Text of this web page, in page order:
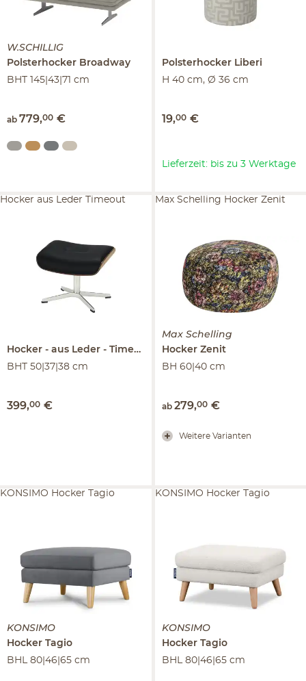
W.SCHILLIG
Polsterhocker Broadway
BHT 145|43|71 cm
ab 779,00 €
Polsterhocker Liberi
H 40 cm, Ø 36 cm
19,00 €
Lieferzeit: bis zu 3 Werktage
Hocker aus Leder
Timeout
BHT 50|37|38 cm
399,00 €
Hocker aus Leder Timeout
Max Schelling
Hocker Zenit
BH 60|40 cm
ab 279,00 €
Max Schelling Hocker Zenit
Weitere Varianten
KONSIMO
Hocker Tagio
BHL 80|46|65 cm
KONSIMO Hocker Tagio
KONSIMO
Hocker Tagio
BHL 80|46|65 cm
KONSIMO Hocker Tagio